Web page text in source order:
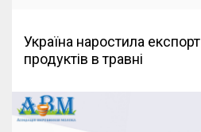
Україна наростила
продуктів в травні